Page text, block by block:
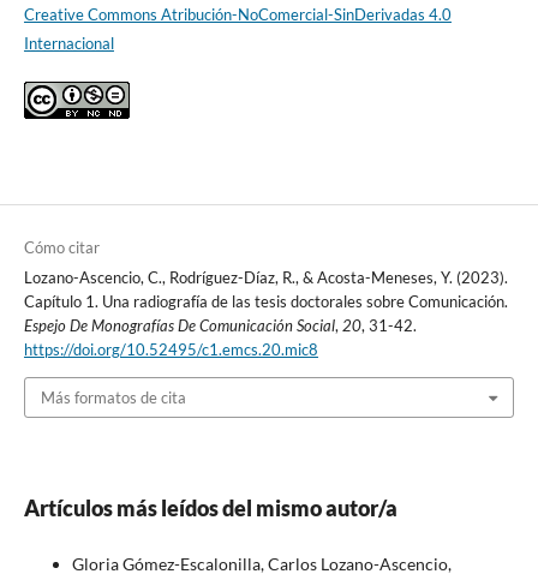
Creative Commons Atribución-NoComercial-SinDerivadas 4.0
Internacional
Cómo citar
Lozano-Ascencio, C., Rodríguez-Díaz, R., & Acosta-Meneses, Y. (2023).
Capítulo 1. Una radiografía de las tesis doctorales sobre Comunicación.
Espejo De Monografías De Comunicación Social, 20, 31-42.
https://doi.org/10.52495/c1.emcs.20.mic8
Más formatos de cita
Artículos más leídos del mismo autor/a
Gloria Gómez-Escalonilla, Carlos Lozano-Ascencio,